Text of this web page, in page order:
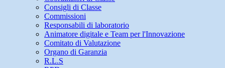
Consigli di Classe
Commissioni
Responsabili di laboratorio
Animatore digitale e Team per l'Innovazione
Comitato di Valutazione
Organo di Garanzia
R.L.S